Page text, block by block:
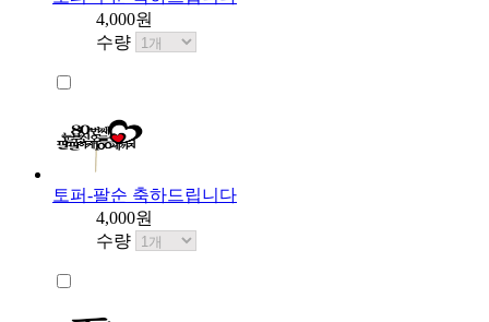
4,000원
수량
토퍼-팔순 축하드립니다
4,000원
수량